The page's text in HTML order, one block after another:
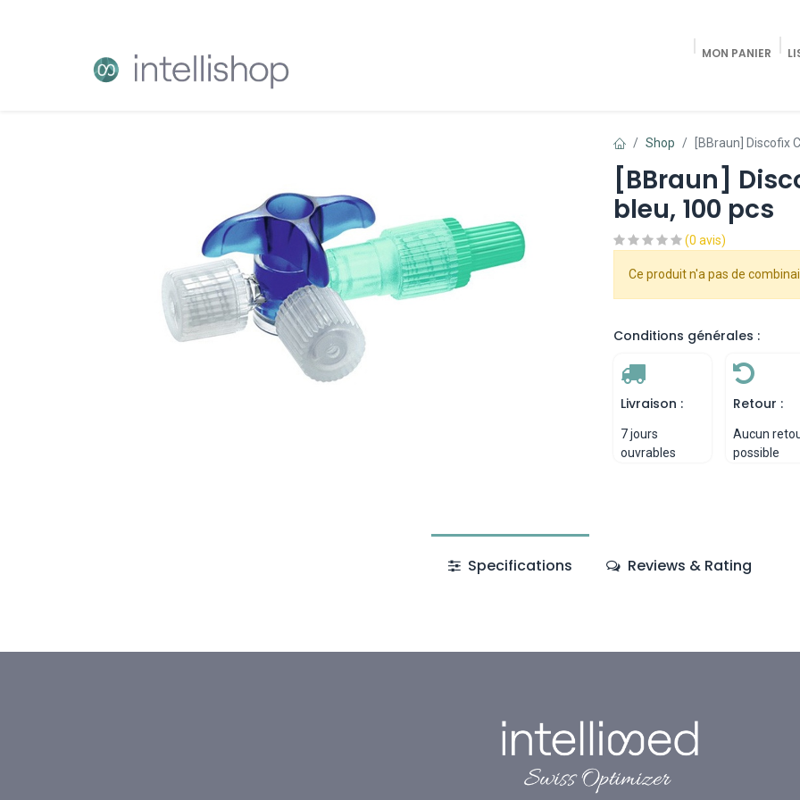
MON PANIER
Shop [BBraun] Discofix
[BBraun]
bleu, 100 pcs
(0 avis)
Ce produit n'a pas de
Conditions générales :
Livraison :
7 jours
ouvrables
Retour :
Aucun
possible
Specifications Reviews & Rating